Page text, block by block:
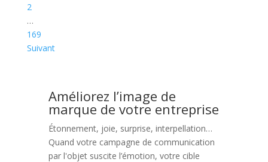
2
…
169
Suivant
Améliorez l’image de
marque de votre entreprise
Étonnement, joie, surprise, interpellation…
Quand votre campagne de communication
par l'objet suscite l’émotion, votre cible